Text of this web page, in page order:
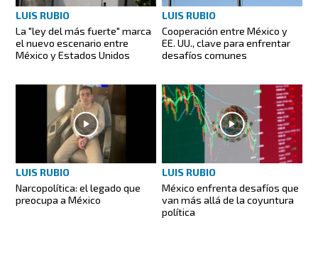
LUIS RUBIO
La "ley del más fuerte" marca
el nuevo escenario entre
México y Estados Unidos
LUIS RUBIO
Cooperación entre México y
EE. UU., clave para enfrentar
desafíos comunes
LUIS RUBIO
Narcopolítica: el legado que
preocupa a México
LUIS RUBIO
México enfrenta desafíos que
van más allá de la coyuntura
política